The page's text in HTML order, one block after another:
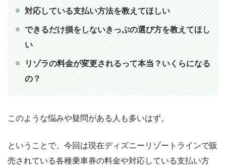
をご購入ください。
対応している支払い方法を教えてほしい
できるだけ損をしないきっぷの選び方を教えてほし
い
リゾラの料金が変更されるって本当？いくらになる
の？
このような悩みや疑問がある人も多いはず。
ということで、今回は現在ディズニーリゾートラインで販
売されている各種乗車券の料金や対応している支払い方